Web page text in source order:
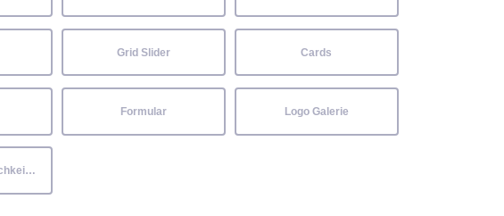
Grid Slider Cards
Formular Logo Galerie
Unbegrenzte Möglichkeiten